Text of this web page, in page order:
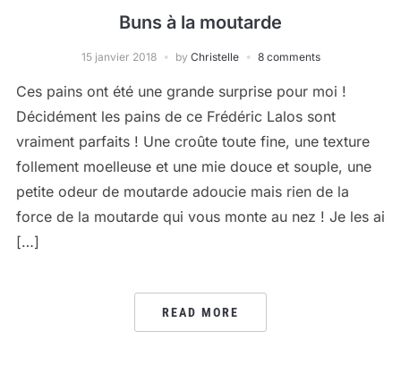
Buns à la moutarde
15 janvier 2018 by Christelle 8 comments
Ces pains ont été une grande surprise pour moi !
Décidément les pains de ce Frédéric Lalos sont
vraiment parfaits ! Une croûte toute fine, une texture
follement moelleuse et une mie douce et souple, une
petite odeur de moutarde adoucie mais rien de la
force de la moutarde qui vous monte au nez ! Je les ai
[…]
READ MORE